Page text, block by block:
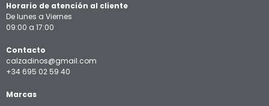
Horario de atención al cliente
De lunes a Viernes
09:00 a 17:00
Contacto
calzadinos@gmail.com
+34 695 02 59 40
Marcas